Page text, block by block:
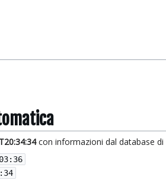
con informazioni dal database di